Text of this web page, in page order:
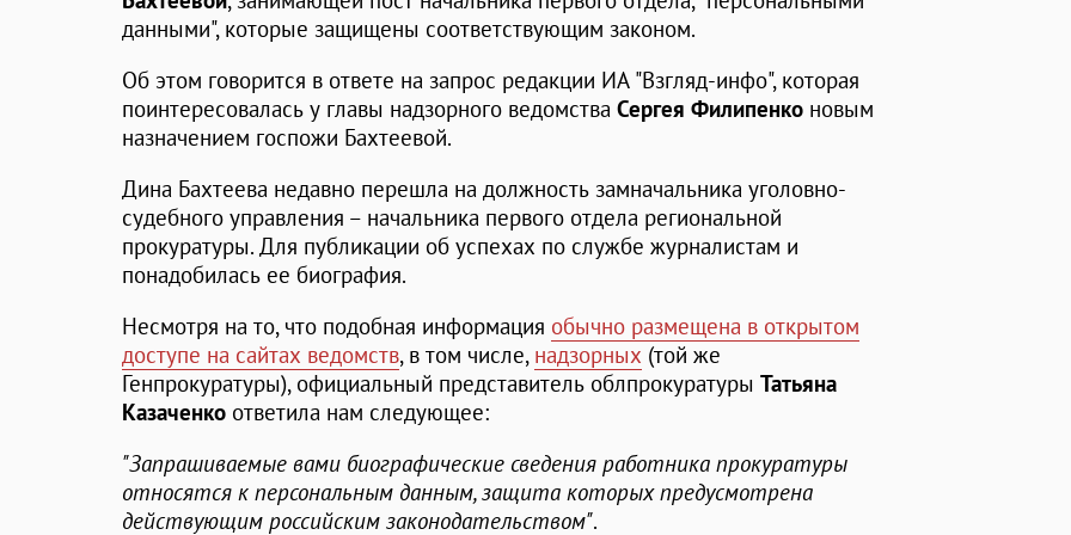
данными", которые защищены соответствующим законом.
Об этом говорится в ответе на запрос редакции ИА "Взгляд-инфо", которая
поинтересовалась у главы надзорного ведомства Сергея Филипенко новым
назначением госпожи Бахтеевой.
Дина Бахтеева недавно перешла на должность замначальника уголовно-
судебного управления – начальника первого отдела региональной
прокуратуры. Для публикации об успехах по службе журналистам и
понадобилась ее биография.
Несмотря на то, что подобная информация обычно размещена в открытом
доступе на сайтах ведомств, в том числе, надзорных (той же
Генпрокуратуры), официальный представитель облпрокуратуры Татьяна
Казаченко ответила нам следующее:
"Запрашиваемые вами биографические сведения работника прокуратуры
относятся к персональным данным, защита которых предусмотрена
действующим российским законодательством".